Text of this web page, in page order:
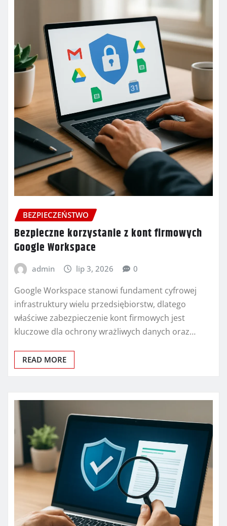
BEZPIECZEŃSTWO
Bezpieczne korzystanie z kont firmowych
Google Workspace
admin lip 3, 2026 0
Google Workspace stanowi fundament cyfrowej
infrastruktury wielu przedsiębiorstw, dlatego
właściwe zabezpieczenie kont firmowych jest
kluczowe dla ochrony wrażliwych danych oraz…
READ MORE